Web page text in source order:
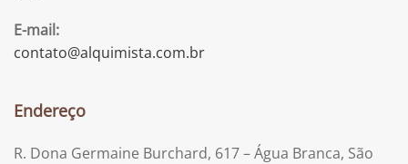
E-mail:
contato@alquimista.com.br
Endereço
R. Dona Germaine Burchard, 617 – Água Branca, São